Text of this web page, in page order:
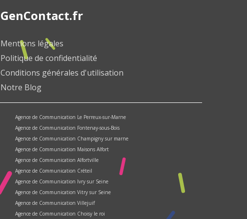
GenContact.fr
Mentions légales
Politique de confidentialité
Conditions générales d'utilisation
Notre Blog
Agence de Communication Le Perreux-sur-Marne
Agence de Communication Fontenay-sous-Bois
Agence de Communication Champigny sur marne
Agence de Communication Maisons Alfort
Agence de Communication Alfortville
Agence de Communication Créteil
Agence de Communication Ivry sur Seine
Agence de Communication Vitry sur Seine
Agence de Communication Villejuif
Agence de Communication Choisy le roi